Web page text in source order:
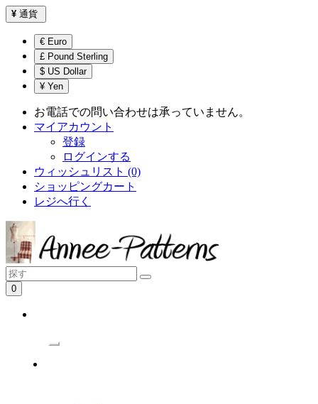
¥ 通貨
€ Euro
£ Pound Sterling
$ US Dollar
¥ Yen
お電話での問い合わせは承っていません。
マイアカウント
登録
ログインする
ウィッシュリスト (0)
ショッピングカート
レジへ行く
0